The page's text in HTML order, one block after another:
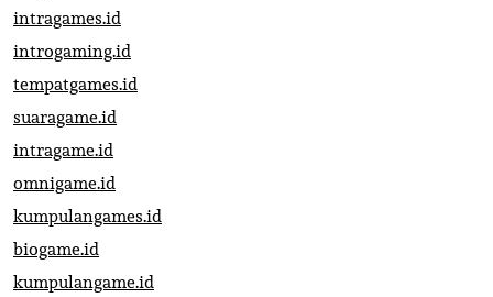
intragames.id
introgaming.id
tempatgames.id
suaragame.id
intragame.id
omnigame.id
kumpulangames.id
biogame.id
kumpulangame.id